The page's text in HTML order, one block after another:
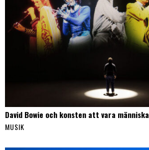
David Bowie och konsten att vara människa
MUSIK